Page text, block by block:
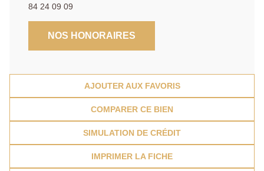
84 24 09 09
NOS HONORAIRES
AJOUTER AUX FAVORIS
COMPARER CE BIEN
SIMULATION DE CRÉDIT
IMPRIMER LA FICHE